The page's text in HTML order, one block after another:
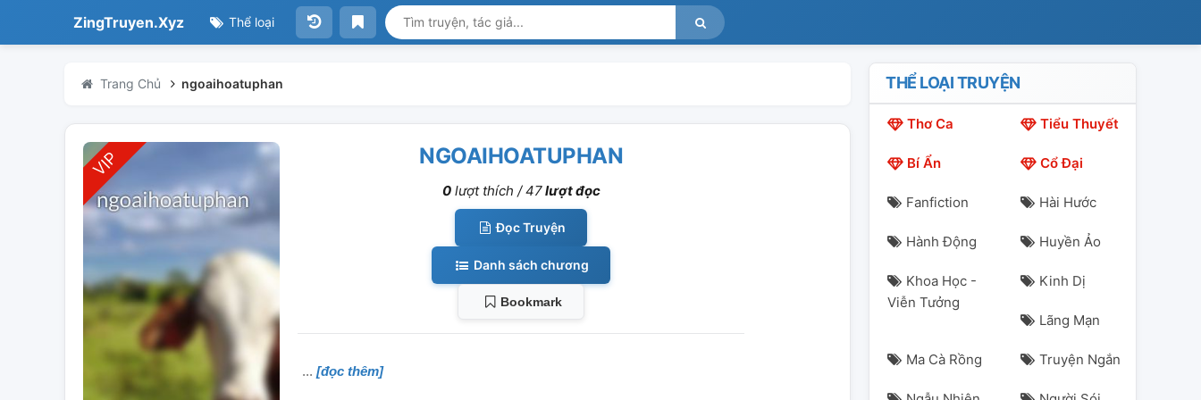
ZingTruyen.Xyz Thể loại
Trang Chủ ngoaihoatuphan
NGOAIHOATUPHAN
0lượt thích /47lượt đọc
Đọc Truyện
Danh sách chương
Bookmark
[đọc thêm]
THỂ LOẠI TRUYỆN
Thơ Ca Tiểu Thuyết
Bí Ẩn Cổ Đại
Fanfiction Hài Hước
Hành Động Huyền Ảo
Khoa Học -
Viễn Tưởng
Kinh Dị
Lãng Mạn
Ma Cà Rồng Truyện Ngắn